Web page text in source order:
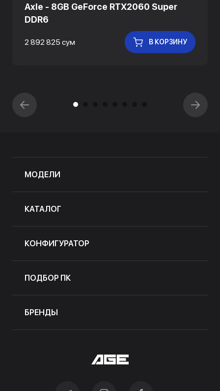
Axle - 8GB GeForce RTX2060 Super
DDR6
2 892 825 сум В КОРЗИНУ
МОДЕЛИ
КАТАЛОГ
КОНФИГУРАТОР
ПОДБОР ПК
БРЕНДЫ